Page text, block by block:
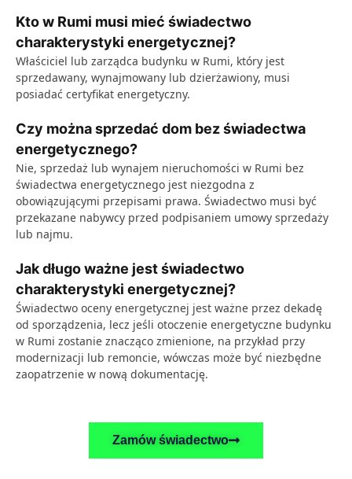
Kto w Rumi musi mieć świadectwo
charakterystyki energetycznej?
Właściciel lub zarządca budynku w Rumi, który jest
sprzedawany, wynajmowany lub dzierżawiony, musi
posiadać certyfikat energetyczny.
Czy można sprzedać dom bez świadectwa
energetycznego?
Nie, sprzedaż lub wynajem nieruchomości w Rumi bez
świadectwa energetycznego jest niezgodna z
obowiązującymi przepisami prawa. Świadectwo musi być
przekazane nabywcy przed podpisaniem umowy sprzedaży
lub najmu.
Jak długo ważne jest świadectwo
charakterystyki energetycznej?
Świadectwo oceny energetycznej jest ważne przez dekadę
od sporządzenia, lecz jeśli otoczenie energetyczne budynku
w Rumi zostanie znacząco zmienione, na przykład przy
modernizacji lub remoncie, wówczas może być niezbędne
zaopatrzenie w nową dokumentację.
Zamów świadectwo